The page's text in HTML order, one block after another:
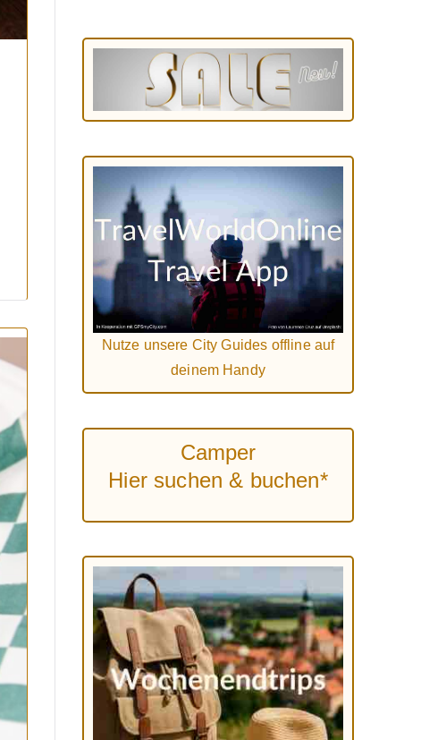
Nutze unsere City Guides offline auf
deinem Handy
Camper
Hier suchen & buchen*